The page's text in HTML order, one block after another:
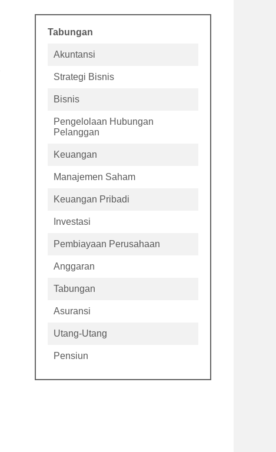
atau lebih dari ter...
Tabungan
Akuntansi
Strategi Bisnis
Bisnis
Pengelolaan Hubungan
Pelanggan
Keuangan
Manajemen Saham
Keuangan Pribadi
Investasi
Pembiayaan Perusahaan
Anggaran
Tabungan
Asuransi
Utang-Utang
Pensiun